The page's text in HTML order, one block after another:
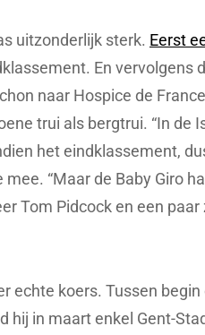
uitzonderlijk sterk. Eerst
En vervolgens
naar Hospice de
trui als bergtrui. “In de
het eindklassement,
“Maar de Baby Giro
Tom Pidcock en een paar
echte koers. Tussen
hij in maart enkel Gent-